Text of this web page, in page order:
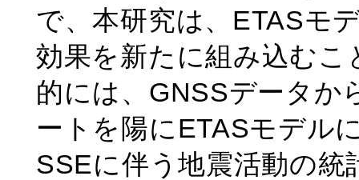
で、本研究は、ETASモ
効果を新たに組み込む
的には、GNSSデータか
ートを陽にETASモデル
SSEに伴う地震活動の